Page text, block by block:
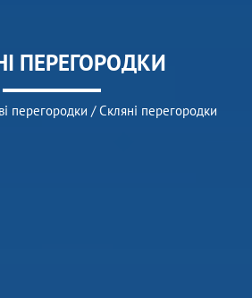
ПЕРЕГОРОДКИ
перегородки /Скляні перегородки